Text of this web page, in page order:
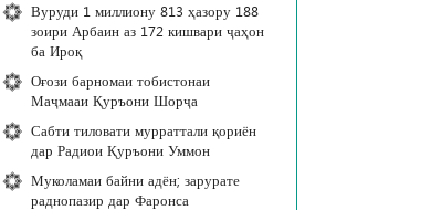
Вуруди 1 миллиону 813 ҳазору 188
зоири Арбаин аз 172 кишвари ҷаҳон
ба Ироқ
Оғози барномаи тобистонаи
Маҷмааи Қуръони Шорҷа
Сабти тиловати мурраттали қориён
дар Радиои Қуръони Уммон
Муколамаи байни адён; зарурате
раднопазир дар Фаронса